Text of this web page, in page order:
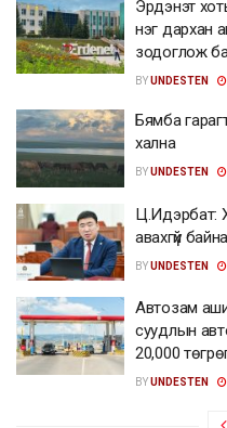
Эрдэнэт
нэг дархан
зодоглож
BYUNDESTEN
Бямба
хална
BYUNDESTEN
Ц.Идэрбат:
авахгүй
BYUNDESTEN
Автозам
суудлын
20,000
BYUNDESTEN